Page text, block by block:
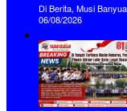
Di Berita, Musi
06/08/2026